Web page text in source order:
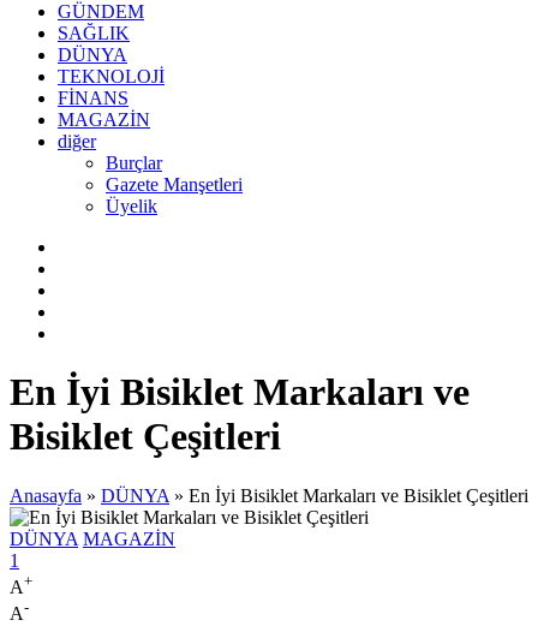
GÜNDEM
SAĞLIK
DÜNYA
TEKNOLOJİ
FİNANS
MAGAZİN
diğer
Burçlar
Gazete Manşetleri
Üyelik
En İyi Bisiklet Markaları ve
Bisiklet Çeşitleri
Anasayfa » DÜNYA » En İyi Bisiklet Markaları ve Bisiklet Çeşitleri
DÜNYA MAGAZİN
1
A+
A-